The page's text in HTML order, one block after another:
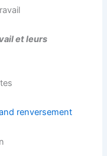
et leurs
renversement